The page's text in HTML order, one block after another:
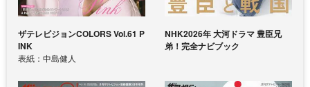
ザテレビジョンCOLORS Vol.61 P
INK
表紙：中島健人
NHK2026年 大河ドラマ 豊臣兄
弟！完全ナビブック